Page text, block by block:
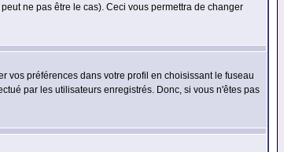
ne pas être le cas). Ceci vous permettra de changer
vos préférences dans votre profil en choisissant le fuseau
par les utilisateurs enregistrés. Donc, si vous n'êtes pas